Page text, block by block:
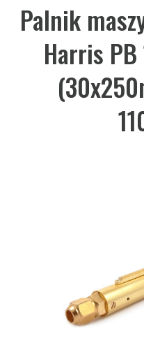
Palnik
Harris